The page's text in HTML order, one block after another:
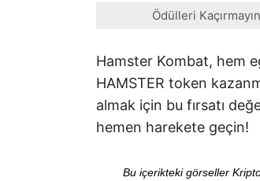
Ödülleri
Hamster Kombat, hem
HAMSTER token
almak için bu fırsatı
hemen harekete geçin!
Bu içerikteki görseller